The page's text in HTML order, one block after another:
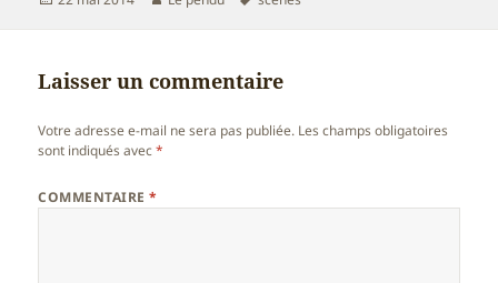
Laisser un commentaire
Votre adresse e-mail ne sera pas publiée. Les champs obligatoires
sont indiqués avec*
COMMENTAIRE*